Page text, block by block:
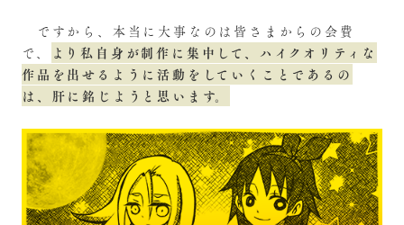
ですから、本当に大事なのは皆さまからの会費
で、
より私自身が制作に集中して、ハイクオリティな
作品を出せるように活動をしていくことであるの
は、肝に銘じようと思います。